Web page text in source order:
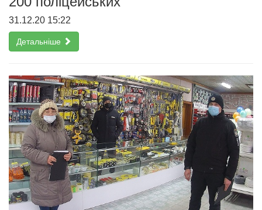
31.12.20 15:22
Детальніше